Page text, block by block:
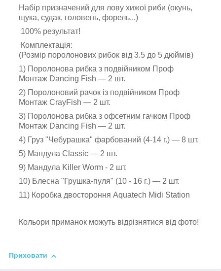
Набір призначений для лову хижої риби (окунь,
щука, судак, головень, форель...)
100% результат!
Комплектація:
(Розмір поролонових рибок від 3.5 до 5 дюймів)
1) Поролонова рибка з подвійником Проф
Монтаж Dancing Fish — 2 шт.
2) Поролоновий рачок із подвійником Проф
Монтаж CrayFish — 2 шт.
3) Поролонова рибка з офсетним гачком Проф
Монтаж Dancing Fish — 2 шт.
4) Груз "Чебурашка" фарбований (4-14 г.) — 8 шт.
5) Мандула Classic — 2 шт.
9) Мандула Killer Worm - 2 шт.
10) Блесна "Грушка-пуля" (10 - 16 г.) — 2 шт.
11) Коробка двостороння Aquatech Midi Station
Кольори приманок можуть відрізнятися від фото!
Приховати